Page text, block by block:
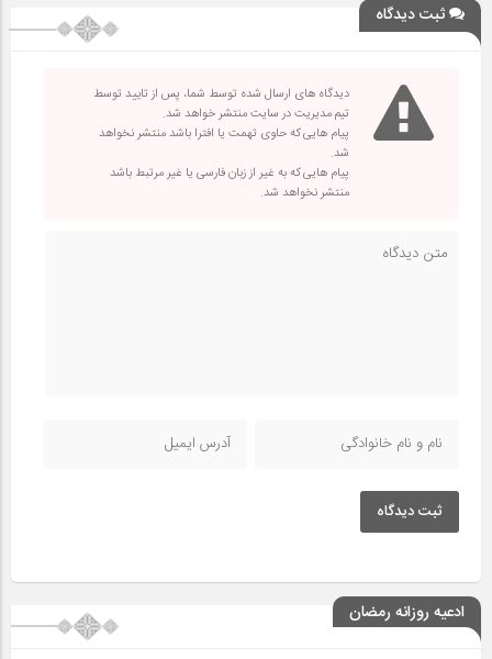
ثبت دیدگاه
دیدگاه های ارسال شده توسط شما، پس از تایید توسط
تیم مدیریت در سایت منتشر خواهد شد.
پیام هایی که حاوی تهمت یا افترا باشد منتشر نخواهد
شد.
پیام هایی که به غیر از زبان فارسی یا غیر مرتبط باشد
منتشر نخواهد شد.
ثبت دیدگاه
ادعیه روزانه رمضان